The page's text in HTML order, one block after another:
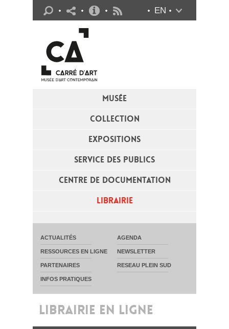
MUSÉE
COLLECTION
EXPOSITIONS
SERVICE DES PUBLICS
CENTRE DE DOCUMENTATION
LIBRAIRIE
EN
ACTUALITÉS AGENDA
RESSOURCES EN LIGNE NEWSLETTER
PARTENAIRES RESEAU PLEIN SUD
INFOS PRATIQUES
Infos pratiques
LIBRAIRIE EN LIGNE